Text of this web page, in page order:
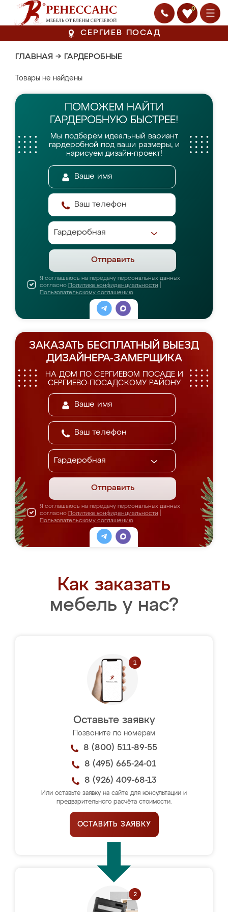
0
СЕРГИЕВ ПОСАД
ГЛАВНАЯ → ГАРДЕРОБНЫЕ
Товары не найдены
ПОМОЖЕМ НАЙТИ
ГАРДЕРОБНУЮ БЫСТРЕЕ!
Мы подберём идеальный вариант
гардеробной под ваши размеры, и
нарисуем дизайн-проект!
Отправить
Я соглашаюсь на передачу персональных данных
согласно Политике конфиденциальности
Пользовательскому соглашению
ЗАКАЗАТЬ БЕСПЛАТНЫЙ ВЫЕЗД
ДИЗАЙНЕРА-ЗАМЕРЩИКА
НА ДОМ ПО СЕРГИЕВОМ ПОСАДЕ И
СЕРГИЕВО-ПОСАДСКОМУ РАЙОНУ
Отправить
Я соглашаюсь на передачу персональных данных
согласно Политике конфиденциальности
Пользовательскому соглашению
Как заказать
мебель у нас?
Оставьте заявку
Позвоните по номерам
8 (800) 511-89-55
8 (495) 665-24-01
8 (926) 409-68-13
Или оставьте заявку на сайте для консультации и
предварительного расчёта стоимости.
ОСТАВИТЬ ЗАЯВКУ